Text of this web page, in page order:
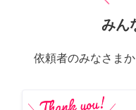
みん
依頼者のみなさま